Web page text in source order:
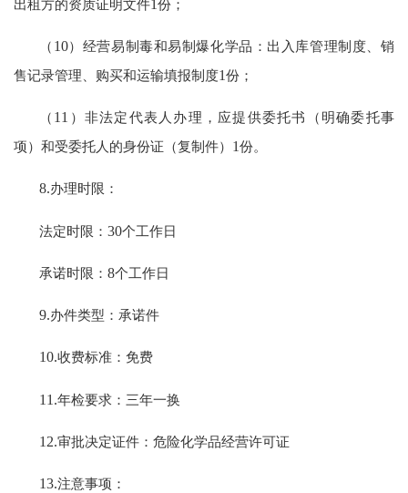
出租方的资质证明文件1份；
（ 10）经营易制毒和易制爆化学品：出入库管理制度、销
售记录管理、购买和运输填报制度1份；
（ 11 ）非法定代表人办理，应提供委托书（明确委托事
项）和受委托人的身份证（复制件） 1份。
8.办理时限：
法定时限：30个工作日
承诺时限：8个工作日
9.办件类型：承诺件
10.收费标准：免费
11.年检要求：三年一换
12.审批决定证件：危险化学品经营许可证
13.注意事项：